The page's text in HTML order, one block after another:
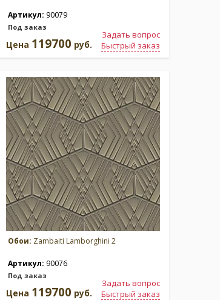
Артикул: 90079
Под заказ
Задать вопрос
Быстрый заказ
Цена 119700 руб.
Обои: Zambaiti Lamborghini 2
Артикул: 90076
Под заказ
Задать вопрос
Быстрый заказ
Цена 119700 руб.